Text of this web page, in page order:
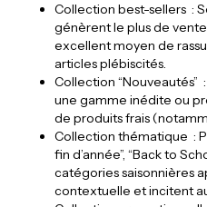
Collection best-sellers :
génèrent le plus de
excellent moyen de
articles plébiscités.
Collection “Nouveautés”
une gamme inédite ou
de produits frais
Collection thématique :
fin d’année”, “Back to
catégories saisonnières
contextuelle et incitent